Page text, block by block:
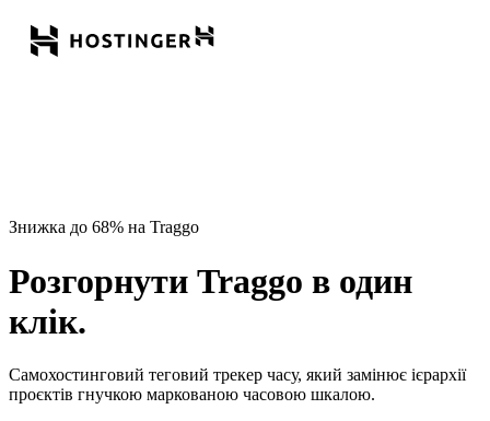
Знижка до 68% на Traggo
Розгорнути Traggo в один
клік.
Самохостинговий теговий трекер часу, який замінює ієрархії
проєктів гнучкою маркованою часовою шкалою.